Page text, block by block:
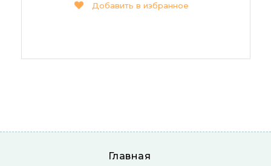
Добавить в избранное
Главная